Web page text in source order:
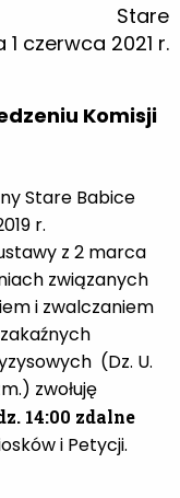
czerwca 2021 r.
Komisji
Stare Babice
r.
z 2 marca
związanych
i zwalczaniem
(Dz. U.
zwołuję
14:00 zdalne
i Petycji.